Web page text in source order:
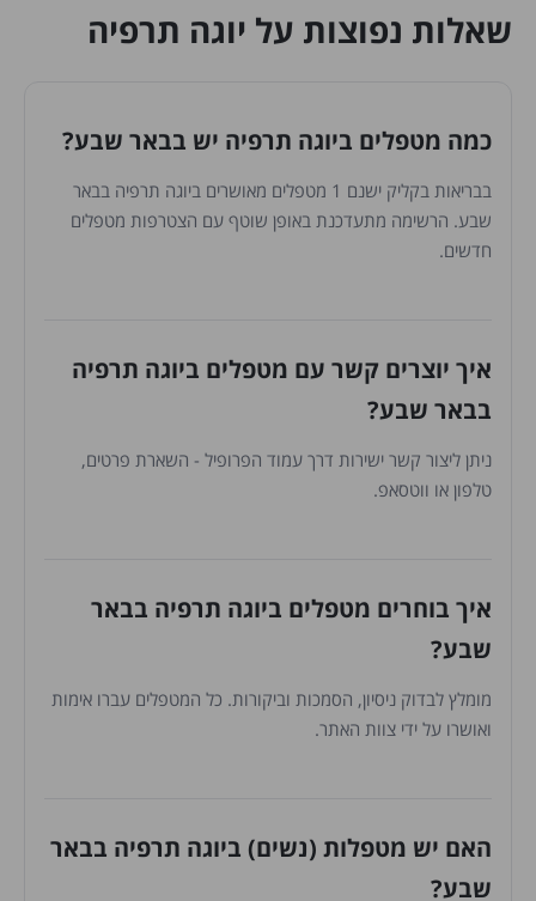
שאלות נפוצות על יוגה תרפיה
כמה מטפלים ביוגה תרפיה יש בבאר שבע?
בבריאות בקליק ישנם 1 מטפלים מאושרים ביוגה תרפיה בבאר
שבע. הרשימה מתעדכנת באופן שוטף עם הצטרפות מטפלים
חדשים.
איך יוצרים קשר עם מטפלים ביוגה תרפיה
בבאר שבע?
ניתן ליצור קשר ישירות דרך עמוד הפרופיל - השארת פרטים,
טלפון או ווטסאפ.
איך בוחרים מטפלים ביוגה תרפיה בבאר
שבע?
מומלץ לבדוק ניסיון, הסמכות וביקורות. כל המטפלים עברו אימות
ואושרו על ידי צוות האתר.
האם יש מטפלות (נשים) ביוגה תרפיה בבאר
שבע?